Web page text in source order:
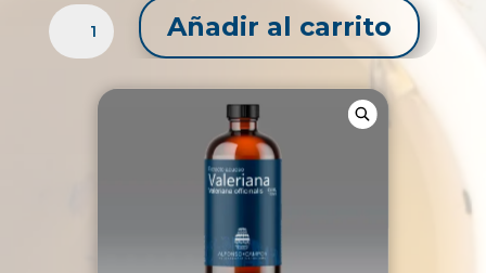
EXTRACTO
LÍQUIDO
VALERIANA
Añadir al carrito